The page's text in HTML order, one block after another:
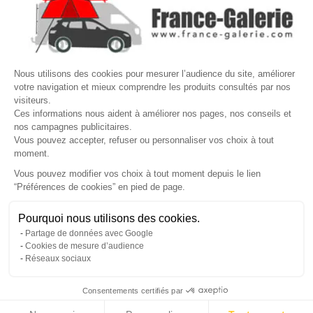
Nous utilisons des cookies pour mesurer l’audience du site, améliorer
votre navigation et mieux comprendre les produits consultés par nos
visiteurs.
Ces informations nous aident à améliorer nos pages, nos conseils et
nos campagnes publicitaires.
Vous pouvez accepter, refuser ou personnaliser vos choix à tout
moment.
Vous pouvez modifier vos choix à tout moment depuis le lien
“Préférences de cookies” en pied de page.
Pourquoi nous utilisons des cookies.
Partage de données avec Google
Cookies de mesure d’audience
Réseaux sociaux
Consentements certifiés par
Gérer mes cookies
VOTRE COMPTE 
Site protégé par reCAPTCHA.
LETTRE D'INFORMATIONS
© Copyright 2026 France Galerie. Tous droits reservés.